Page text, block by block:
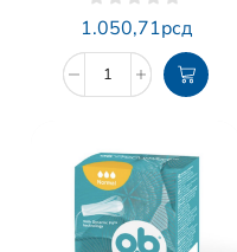
1.050,71рсд